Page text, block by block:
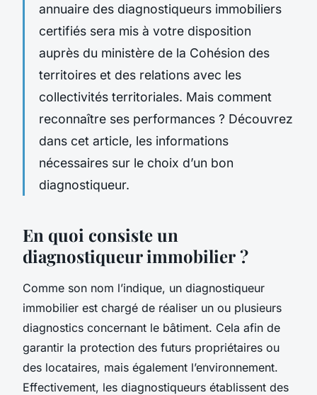
annuaire des diagnostiqueurs immobiliers
certifiés sera mis à votre disposition
auprès du ministère de la Cohésion des
territoires et des relations avec les
collectivités territoriales. Mais comment
reconnaître ses performances ? Découvrez
dans cet article, les informations
nécessaires sur le choix d’un bon
diagnostiqueur.
En quoi consiste un
diagnostiqueur immobilier ?
Comme son nom l’indique, un diagnostiqueur
immobilier est chargé de réaliser un ou plusieurs
diagnostics concernant le bâtiment. Cela afin de
garantir la protection des futurs propriétaires ou
des locataires, mais également l’environnement.
Effectivement, les diagnostiqueurs établissent des